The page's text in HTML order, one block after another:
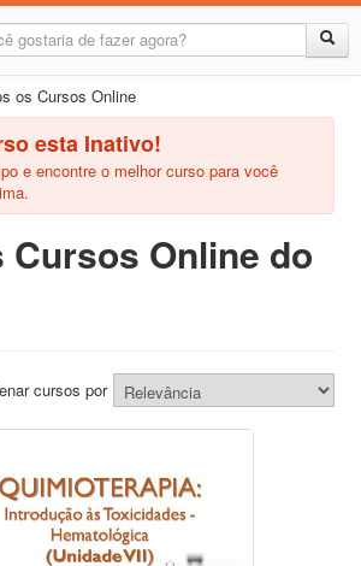
os Cursos Online
esta Inativo!
e encontre o melhor curso para você
Cursos Online do
cursos por